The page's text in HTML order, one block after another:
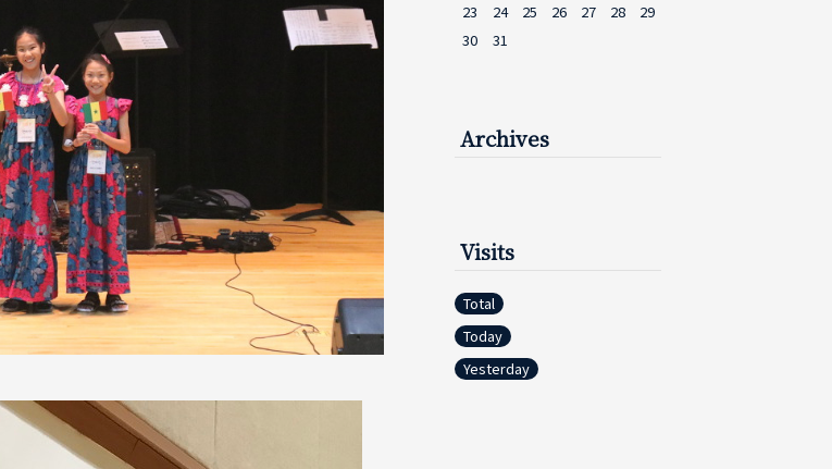
23
24 25 26 27 28
29
30
31
Archives
Visits
Total
Today
Yesterday